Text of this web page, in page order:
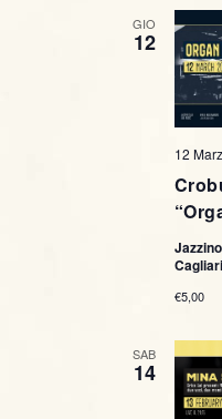
GIO
12
12
€5,00
SAB
14